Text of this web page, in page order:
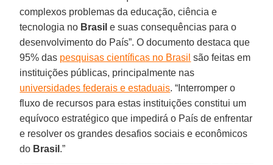
complexos problemas da educação, ciência e
tecnologia no Brasil e suas consequências para o
desenvolvimento do País”. O documento destaca que
95% das pesquisas científicas no Brasil são feitas em
instituições públicas, principalmente nas
universidades federais e estaduais. “Interromper o
fluxo de recursos para estas instituições constitui um
equívoco estratégico que impedirá o País de enfrentar
e resolver os grandes desafios sociais e econômicos
do Brasil .”